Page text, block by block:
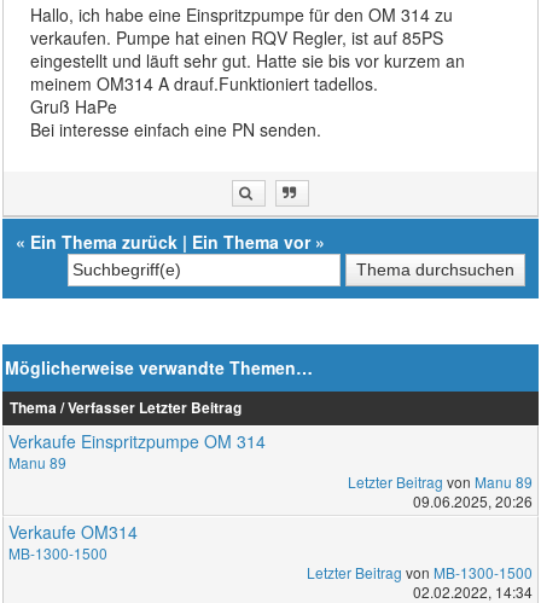
Hallo, ich habe eine Einspritzpumpe für den OM 314 zu
verkaufen. Pumpe hat einen RQV Regler, ist auf 85PS
eingestellt und läuft sehr gut. Hatte sie bis vor kurzem an
meinem OM314 A drauf.Funktioniert tadellos.
Gruß HaPe
Bei interesse einfach eine PN senden.
« Ein Thema zurück | Ein Thema vor»
Möglicherweise verwandte Themen…
Thema / Verfasser Letzter Beitrag
Verkaufe Einspritzpumpe OM 314
Manu 89
Letzter Beitrag von Manu 89
09.06.2025, 20:26
Verkaufe OM314
MB-1300-1500
Letzter Beitrag von MB-1300-1500
02.02.2022, 14:34